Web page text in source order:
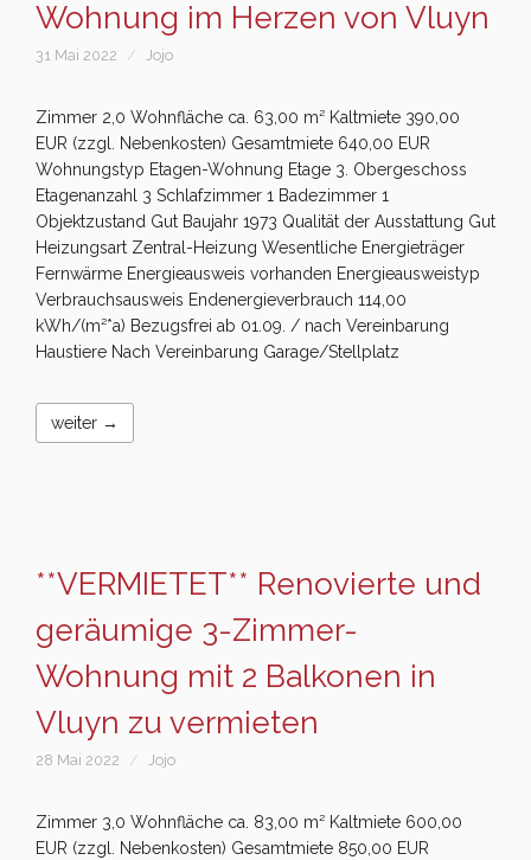
Wohnung im Herzen von Vluyn
31 Mai 2022 Jojo
Zimmer 2,0 Wohnfläche ca. 63,00 m² Kaltmiete 390,00
EUR (zzgl. Nebenkosten) Gesamtmiete 640,00 EUR
Wohnungstyp Etagen-Wohnung Etage 3. Obergeschoss
Etagenanzahl 3 Schlafzimmer 1 Badezimmer 1
Objektzustand Gut Baujahr 1973 Qualität der Ausstattung Gut
Heizungsart Zentral-Heizung Wesentliche Energieträger
Fernwärme Energieausweis vorhanden Energieausweistyp
Verbrauchsausweis Endenergieverbrauch 114,00
kWh/(m²*a) Bezugsfrei ab 01.09. / nach Vereinbarung
Haustiere Nach Vereinbarung Garage/Stellplatz
weiter →
**VERMIETET** Renovierte und
geräumige 3-Zimmer-
Wohnung mit 2 Balkonen in
Vluyn zu vermieten
28 Mai 2022 Jojo
Zimmer 3,0 Wohnfläche ca. 83,00 m² Kaltmiete 600,00
EUR (zzgl. Nebenkosten) Gesamtmiete 850,00 EUR